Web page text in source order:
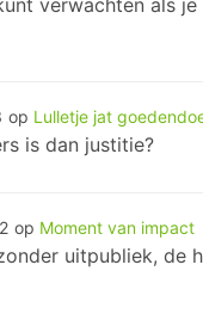
verwachten als
op Lulletje jat
is dan justitie?
op Moment van impact
uitpubliek, de